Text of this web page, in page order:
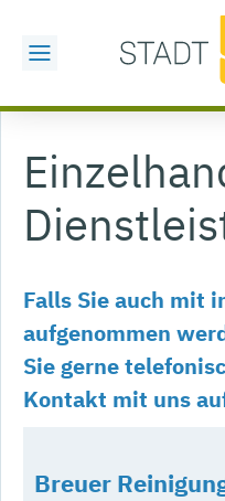
Falls Sie auch mit
aufgenommen
Sie gerne
Kontakt mit uns
Breuer